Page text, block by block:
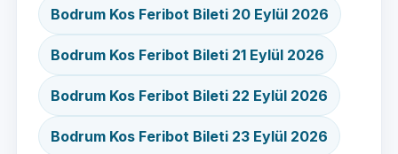
Bodrum Kos Feribot Bileti 20 Eylül 2026
Bodrum Kos Feribot Bileti 21 Eylül 2026
Bodrum Kos Feribot Bileti 22 Eylül 2026
Bodrum Kos Feribot Bileti 23 Eylül 2026